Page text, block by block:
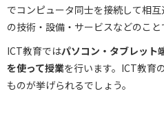
でコンピュータ同士を接続して相
の技術・設備・サービスなどのこと
ICT教育ではパソコン・タブレット
を使って授業を行います。ICT教育
ものが挙げられるでしょう。